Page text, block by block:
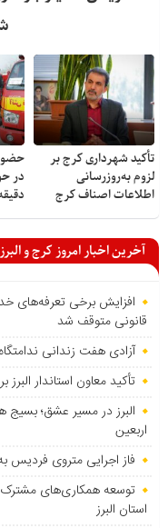
تأکید شهرداری کرج بر
لزوم به‌روزرسانی
اطلاعات اصناف کرج
آخرین اخبار امروز کرج و البرز
افزایش برخی تعرفه‌های
قانونی متوقف شد
آزادی هفت زندانی
تأکید معاون استاندار
البرز در مسیر عشق؛
اربعین
فاز اجرایی متروی فردیس
توسعه همکاری‌های مشترک
استان البرز